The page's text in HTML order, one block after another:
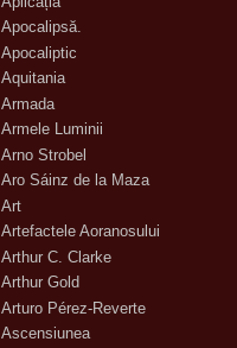
Apocalipsă.
Apocaliptic
Aquitania
Armada
Armele Luminii
Arno Strobel
Aro Sáinz de la Maza
Art
Artefactele Aoranosului
Arthur C. Clarke
Arthur Gold
Arturo Pérez-Reverte
Ascensiunea